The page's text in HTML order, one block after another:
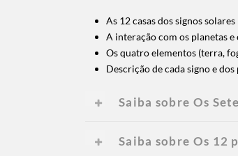
As 12 casas dos signos solares
A interação com os planetas e
Os quatro elementos (terra,
Descrição de cada signo e dos
Saiba sobre Os
Saiba sobre Os 12